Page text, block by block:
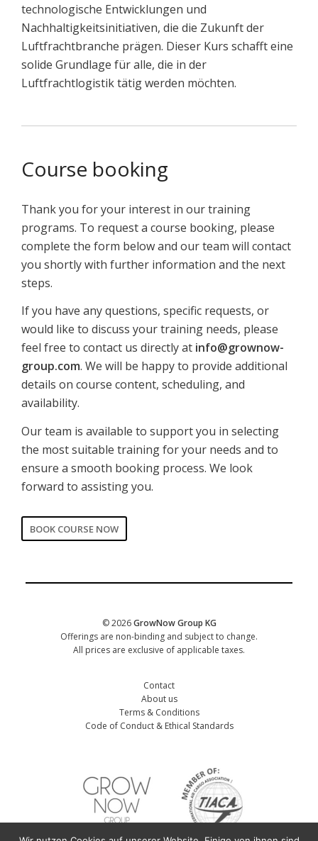
technologische Entwicklungen und
Nachhaltigkeitsinitiativen, die die Zukunft der
Luftfrachtbranche prägen. Dieser Kurs schafft eine
solide Grundlage für alle, die in der
Luftfrachtlogistik tätig werden möchten.
Course booking
Thank you for your interest in our training
programs. To request a course booking, please
complete the form below and our team will contact
you shortly with further information and the next
steps.
If you have any questions, specific requests, or
would like to discuss your training needs, please
feel free to contact us directly at info@grownow-
group.com. We will be happy to provide additional
details on course content, scheduling, and
availability.
Our team is available to support you in selecting
the most suitable training for your needs and to
ensure a smooth booking process. We look
forward to assisting you.
BOOK COURSE NOW
© 2026GrowNow Group KG
Offerings are non-binding and subject to change.
All prices are exclusive of applicable taxes.
Contact
About us
Terms & Conditions
Code of Conduct & Ethical Standards